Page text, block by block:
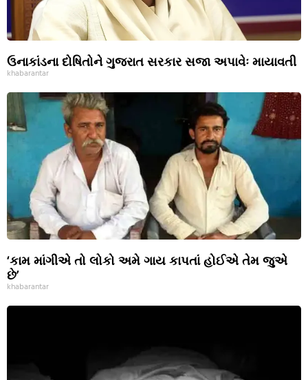
ઉનાકાંડના દોષિતોને ગુજરાત સરકાર સજા અપાવેઃ માયાવતી
khabarantar
‘કામ માંગીએ તો લોકો અમે ગાય કાપતાં હોઈએ તેમ જુએ
છે’
khabarantar